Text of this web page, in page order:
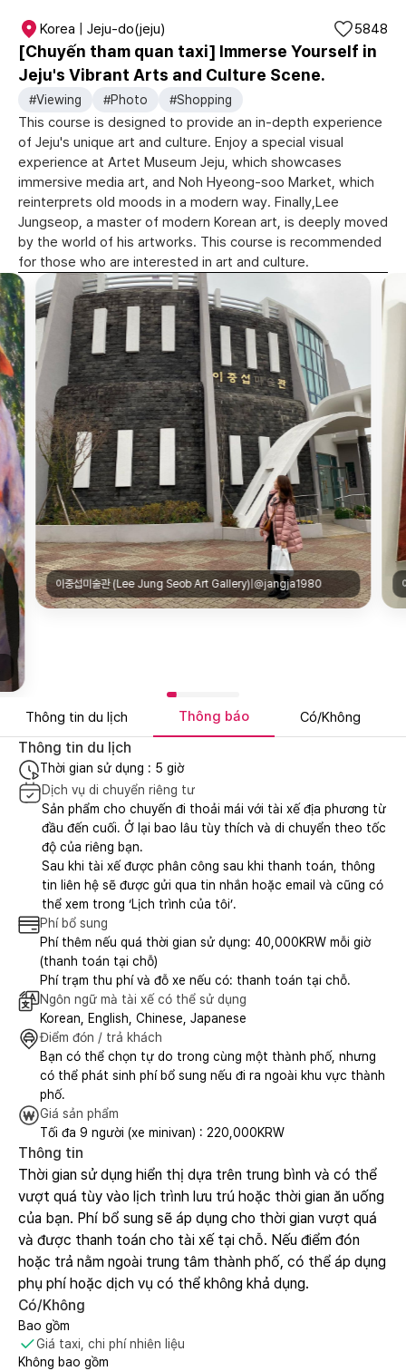
Korea | Jeju-do(jeju)
[Chuyến tham quan taxi] Immerse Yourself in
Jeju's Vibrant Arts and Culture Scene.
5848
#Viewing #Photo #Shopping
This course is designed to provide an in-depth experience
of Jeju's unique art and culture. Enjoy a special visual
experience at Artet Museum Jeju, which showcases
immersive media art, and Noh Hyeong-soo Market, which
reinterprets old moods in a modern way. Finally,Lee
Jungseop, a master of modern Korean art, is deeply moved
by the world of his artworks. This course is recommended
for those who are interested in art and culture.
Seob Art Gallery)|@jangja1980 이중섭미술관 (Lee Jung Seob Art
Thông tin du lịch Thông báo Có/Không
Thông tin du lịch
Thời gian sử dụng : 5 giờ
Dịch vụ di chuyển riêng tư
Sản phẩm cho chuyến đi thoải mái với tài xế địa phương từ
đầu đến cuối. Ở lại bao lâu tùy thích và di chuyển theo tốc
độ của riêng bạn.
Sau khi tài xế được phân công sau khi thanh toán, thông
tin liên hệ sẽ được gửi qua tin nhắn hoặc email và cũng có
thể xem trong ‘Lịch trình của tôi’.
Phí bổ sung
Phí thêm nếu quá thời gian sử dụng: 40,000KRW mỗi giờ
(thanh toán tại chỗ)
Phí trạm thu phí và đỗ xe nếu có: thanh toán tại chỗ.
Ngôn ngữ mà tài xế có thể sử dụng
Korean, English, Chinese, Japanese
Điểm đón / trả khách
Bạn có thể chọn tự do trong cùng một thành phố, nhưng
có thể phát sinh phí bổ sung nếu đi ra ngoài khu vực thành
phố.
Giá sản phẩm
Tối đa 9 người (xe minivan) : 220,000KRW
Thông tin
Thời gian sử dụng hiển thị dựa trên trung bình và có thể
vượt quá tùy vào lịch trình lưu trú hoặc thời gian ăn uống
của bạn. Phí bổ sung sẽ áp dụng cho thời gian vượt quá
và được thanh toán cho tài xế tại chỗ. Nếu điểm đón
hoặc trả nằm ngoài trung tâm thành phố, có thể áp dụng
phụ phí hoặc dịch vụ có thể không khả dụng.
Có/Không
Bao gồm
Giá taxi, chi phí nhiên liệu
Không bao gồm